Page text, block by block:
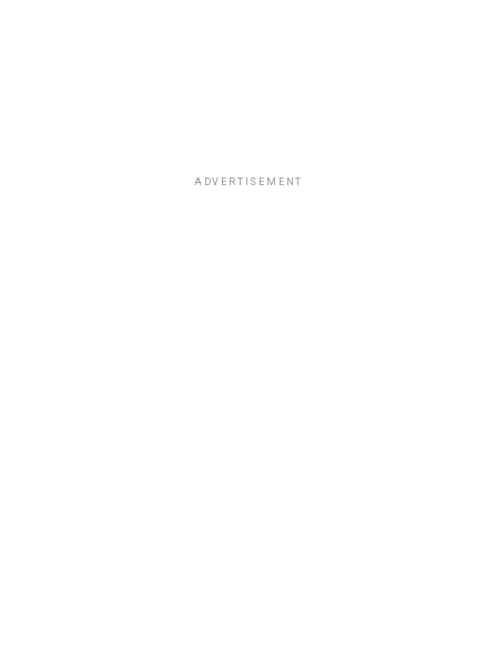
ADVERTISEMENT